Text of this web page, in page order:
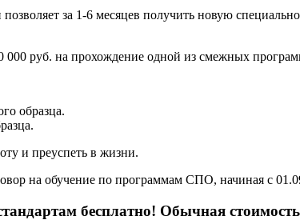
за 1-6 месяцев получить новую
руб. на прохождение одной из смежных
образца.
и преуспеть в жизни.
на обучение по программам СПО, начиная с
бесплатно! Обычная